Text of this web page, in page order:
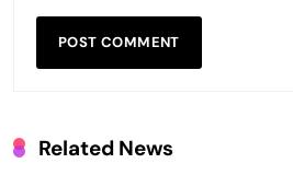
Related News